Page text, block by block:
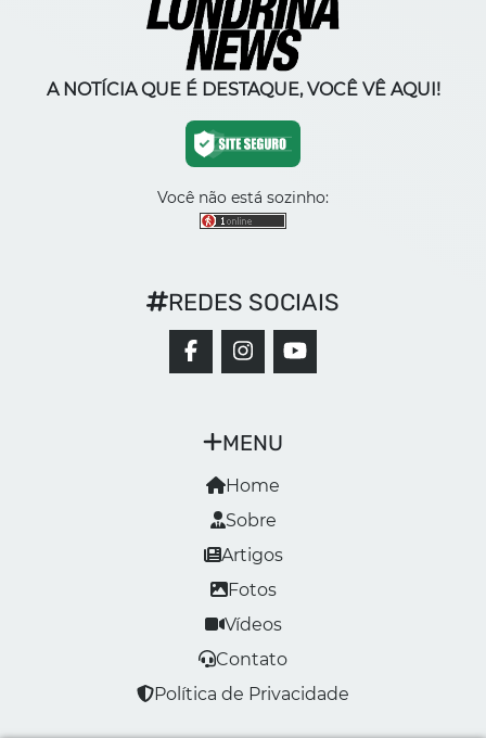
A NOTÍCIA QUE É DESTAQUE, VOCÊ VÊ AQUI!
Você não está sozinho:
MENU
Home
Sobre
Artigos
Fotos
Vídeos
Contato
Política de Privacidade
REDES SOCIAIS